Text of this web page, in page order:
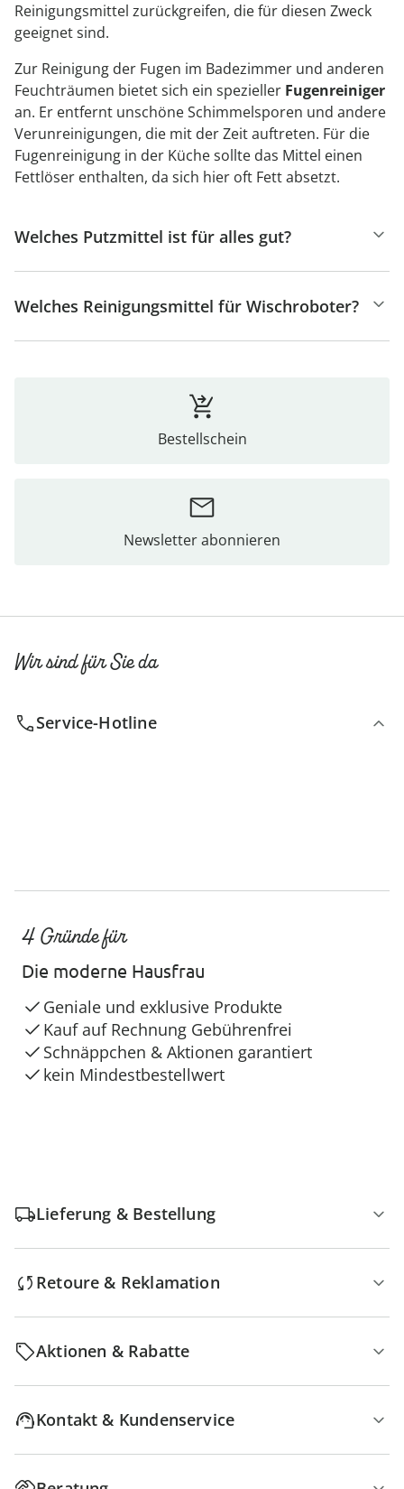
Reinigungsmittel zurückgreifen, die für diesen Zweck
geeignet sind.
Zur Reinigung der Fugen im Badezimmer und anderen
Feuchträumen bietet sich ein spezieller Fugenreiniger
an. Er entfernt unschöne Schimmelsporen und andere
Verunreinigungen, die mit der Zeit auftreten. Für die
Fugenreinigung in der Küche sollte das Mittel einen
Fettlöser enthalten, da sich hier oft Fett absetzt.
Welches Putzmittel ist für alles gut?
Welches Reinigungsmittel für Wischroboter?
Bestellschein
Newsletter abonnieren
Wir sind für Sie da
Service-Hotline
4 Gründe für
Die moderne Hausfrau
Geniale und exklusive Produkte
Kauf auf Rechnung Gebührenfrei
Schnäppchen & Aktionen garantiert
kein Mindestbestellwert
Lieferung & Bestellung
Retoure & Reklamation
Aktionen & Rabatte
Kontakt & Kundenservice